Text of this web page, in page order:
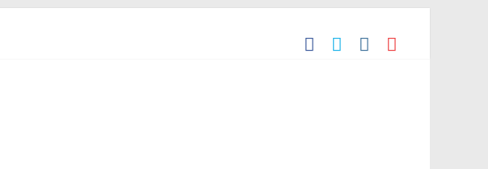
‘Made in India’ the Global Benchmark for Quality Jewellery
के बारे में बात की
बड़ा मंच